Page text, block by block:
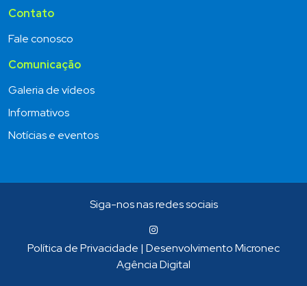
Contato
Fale conosco
Comunicação
Galeria de vídeos
Informativos
Notícias e eventos
Siga-nos nas redes sociais
Política de Privacidade | Desenvolvimento Micronec
Agência Digital